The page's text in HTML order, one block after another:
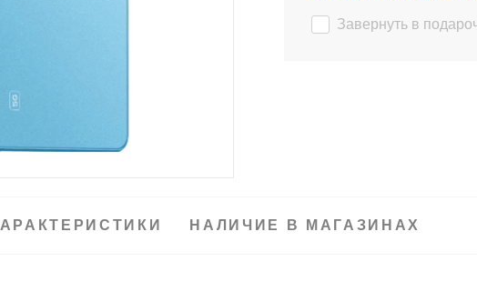
Завернуть в
НАЛИЧИЕ В МАГАЗИНАХ